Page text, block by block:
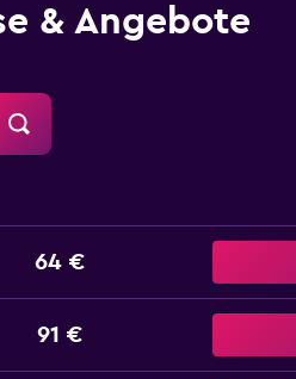
& Angebote
64 €
91 €